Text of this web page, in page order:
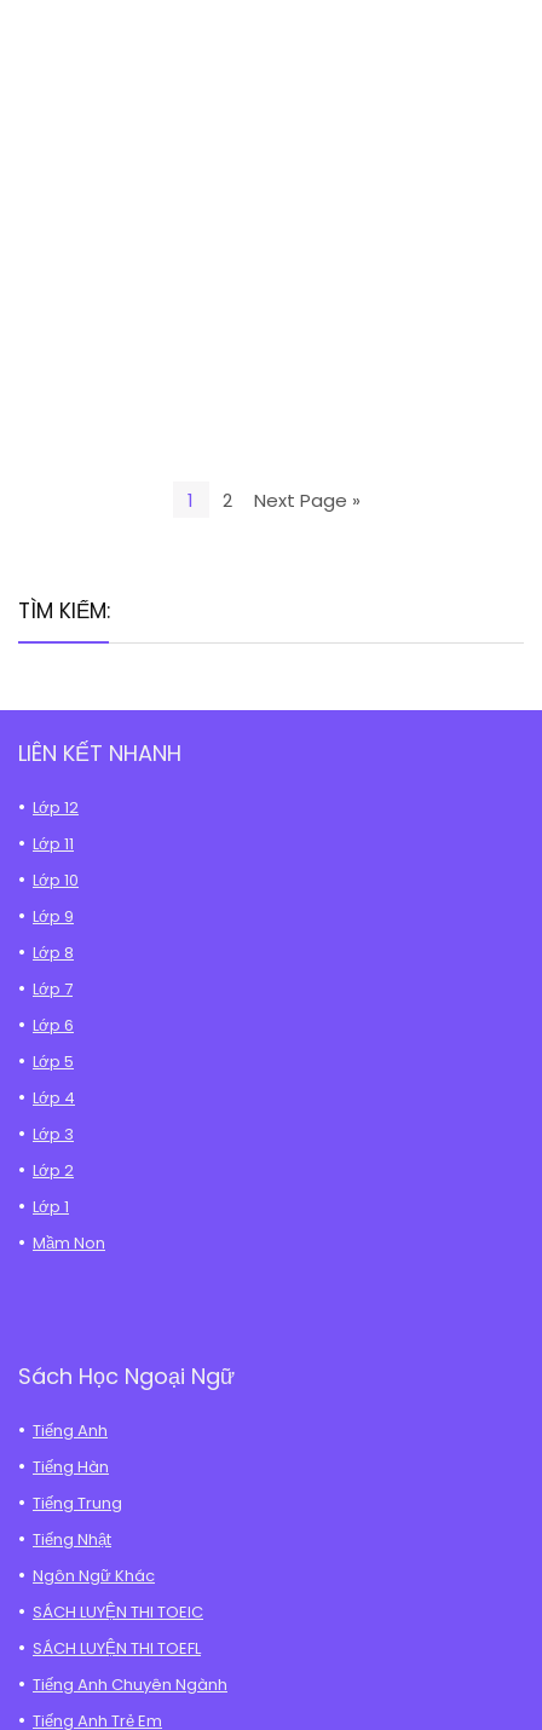
1 2 Next Page »
TÌM KIẾM:
LIÊN KẾT NHANH
Lớp 12
Lớp 11
Lớp 10
Lớp 9
Lớp 8
Lớp 7
Lớp 6
Lớp 5
Lớp 4
Lớp 3
Lớp 2
Lớp 1
Mầm Non
Sách Học Ngoại Ngữ
Tiếng Anh
Tiếng Hàn
Tiếng Trung
Tiếng Nhật
Ngôn Ngữ Khác
SÁCH LUYỆN THI TOEIC
SÁCH LUYỆN THI TOEFL
Tiếng Anh Chuyên Ngành
Tiếng Anh Trẻ Em